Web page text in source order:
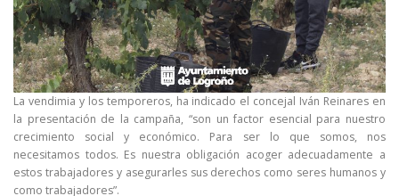
La vendimia y los temporeros, ha indicado el concejal Iván Reinares en
la presentación de la campaña, “son un factor esencial para nuestro
crecimiento social y económico. Para ser lo que somos, nos
necesitamos todos. Es nuestra obligación acoger adecuadamente a
estos trabajadores y asegurarles sus derechos como seres humanos y
como trabajadores”.